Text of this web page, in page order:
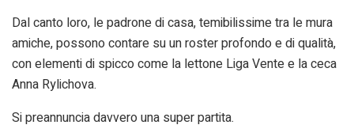
Dal canto loro, le padrone di casa, temibilissime tra le mura
amiche, possono contare su un roster profondo e di qualità,
con elementi di spicco come la lettone Liga Vente e la ceca
Anna Rylichova.
Si preannuncia davvero una super partita.